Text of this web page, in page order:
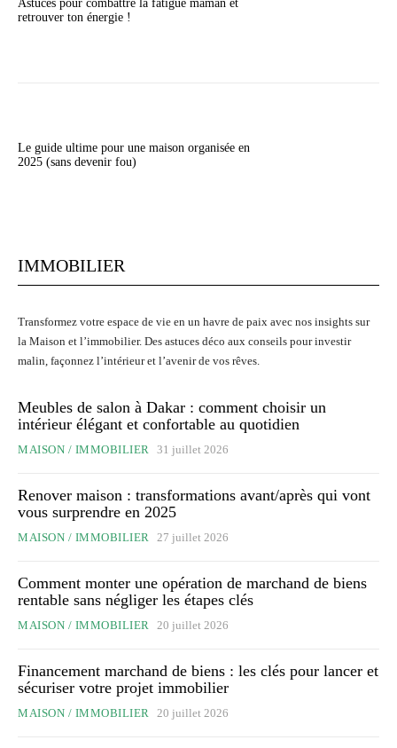
Astuces pour combattre la fatigue maman et
retrouver ton énergie !
Le guide ultime pour une maison organisée en
2025 (sans devenir fou)
IMMOBILIER
Transformez votre espace de vie en un havre de paix avec nos insights sur
la Maison et l’immobilier. Des astuces déco aux conseils pour investir
malin, façonnez l’intérieur et l’avenir de vos rêves.
Meubles de salon à Dakar : comment choisir un
intérieur élégant et confortable au quotidien
MAISON / IMMOBILIER 31 juillet 2026
Renover maison : transformations avant/après qui vont
vous surprendre en 2025
MAISON / IMMOBILIER 27 juillet 2026
Comment monter une opération de marchand de biens
rentable sans négliger les étapes clés
MAISON / IMMOBILIER 20 juillet 2026
Financement marchand de biens : les clés pour lancer et
sécuriser votre projet immobilier
MAISON / IMMOBILIER 20 juillet 2026